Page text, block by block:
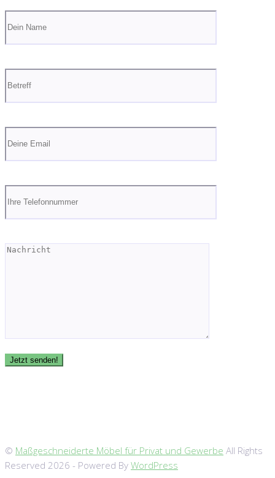
© Maßgeschneiderte Möbel für Privat und Gewerbe All Rights
Reserved 2026 - Powered By WordPress